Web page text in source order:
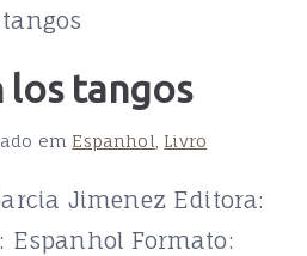
los tangos
em Espanhol Livro
Jimenez Editora:
Espanhol Formato: